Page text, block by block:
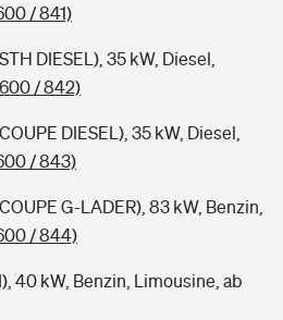
/ 841)
DIESEL), 35 kW, Diesel,
/ 842)
DIESEL), 35 kW, Diesel,
/ 843)
G-LADER), 83 kW, Benzin,
/ 844)
40 kW, Benzin, Limousine, ab